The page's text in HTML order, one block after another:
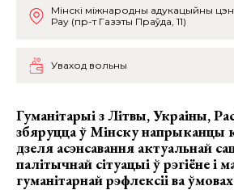
Мінскі міжнародны адукацыйны
Рау (пр-т Газэты Праўда, 11)
Уваход вольны
Гуманітарыі з Літвы, Украіны,
збяруцца ў Мінску напрыканцы
дзеля асэнсавання актуальнай
палітычнай сітуацыі ў рэгіёне і
гуманітарнай рэфлексіі ва